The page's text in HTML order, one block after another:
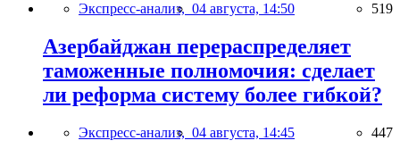
Экспресс-анализ, 04 августа, 14:50 519
Азербайджан перераспределяет
таможенные полномочия: сделает
ли реформа систему более гибкой?
Экспресс-анализ, 04 августа, 14:45 447